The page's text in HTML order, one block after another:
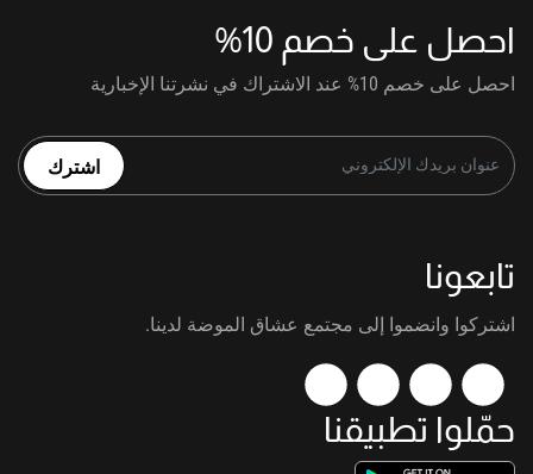
احصل على خصم 10%
احصل على خصم 10% عند الاشتراك في نشرتنا الإخبارية
اشترك
تابعونا
اشتركوا وانضموا إلى مجتمع عشاق الموضة لدينا.
حمّلوا تطبيقنا